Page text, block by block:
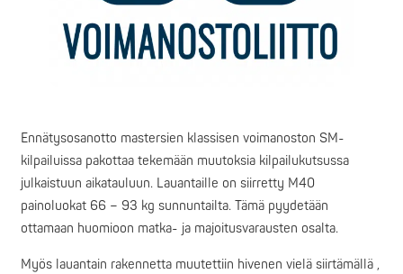
Ennätysosanotto mastersien klassisen voimanoston SM-
kilpailuissa pakottaa tekemään muutoksia kilpailukutsussa
julkaistuun aikatauluun. Lauantaille on siirretty M40
painoluokat 66 – 93 kg sunnuntailta. Tämä pyydetään
ottamaan huomioon matka- ja majoitusvarausten osalta.
Myös lauantain rakennetta muutettiin hivenen vielä siirtämällä ,